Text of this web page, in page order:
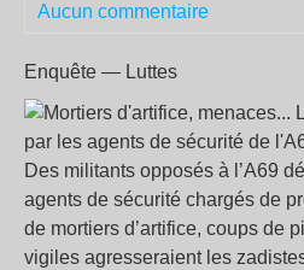
Aucun commentaire
Enquête — Luttes
Des militants opposés à l’A69
agents de sécurité chargés de
de mortiers d’artifice, coups de
vigiles agresseraient les